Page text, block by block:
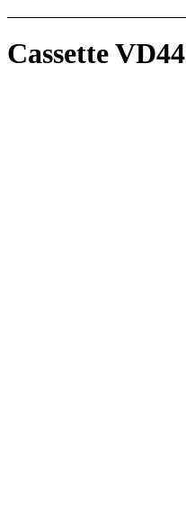
Cassette VD44